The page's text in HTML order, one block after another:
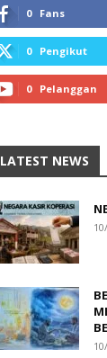
0 Fans
0 Pengikut
0 Pelanggan
LATEST NEWS